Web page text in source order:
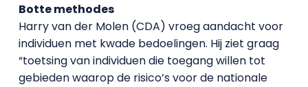
Botte methodes
Harry van der Molen (CDA) vroeg aandacht voor
individuen met kwade bedoelingen. Hij ziet graag
“toetsing van individuen die toegang willen tot
gebieden waarop de risico’s voor de nationale